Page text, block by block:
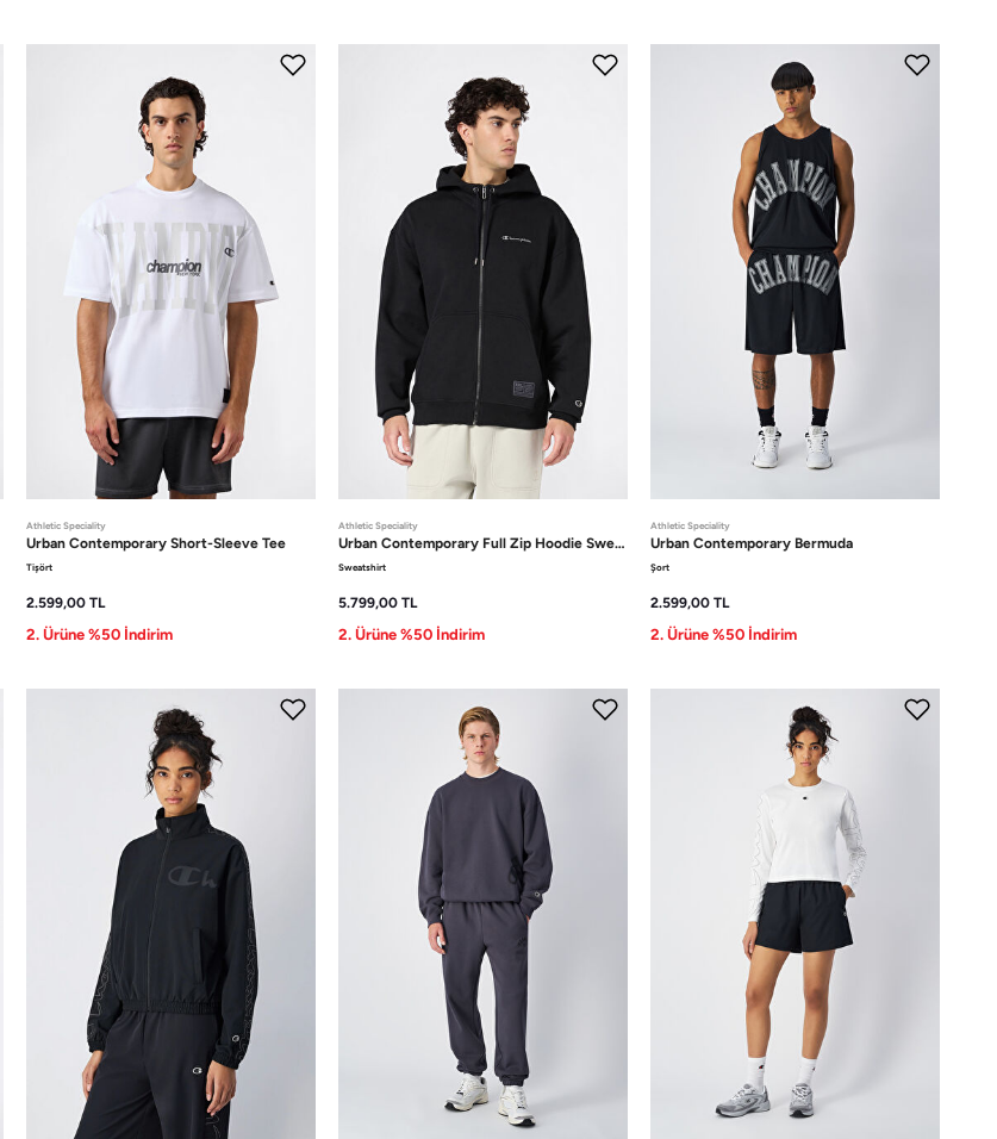
Athletic Speciality
Urban Contemporary Short-Sleeve Tee
Tişört
2.599,00 TL
2. Ürüne %50 İndirim
Athletic Speciality
Urban Contemporary Full Zip Hoodie Sweatshirt
Sweatshirt
5.799,00 TL
2. Ürüne %50 İndirim
Athletic Speciality
Urban Contemporary Bermuda
Şort
2.599,00 TL
2. Ürüne %50 İndirim